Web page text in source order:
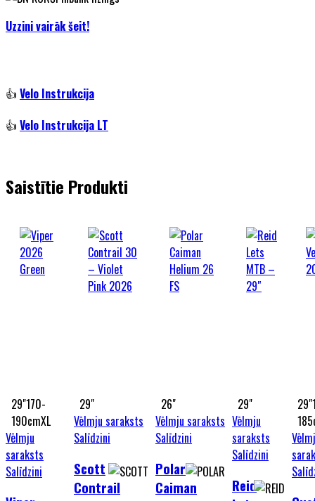
Uzzini vairāk šeit!
👍 Velo Instrukcija
👍 Velo Instrukcija LT
Saistītie Produkti
29"170-
190cmXL
Vēlmju
saraksts
Salīdzini
29"
Vēlmju saraksts
Salīdzini
Scott
Contrail
26"
Vēlmju saraksts
Salīdzini
Polar
Caiman
29"
Vēlmju
saraksts
Salīdzini
Reid
29"